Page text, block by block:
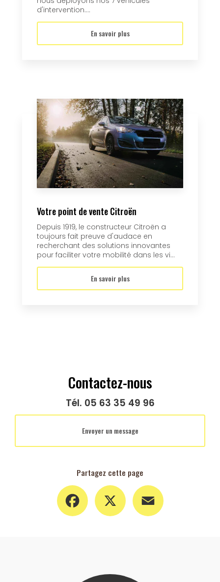
d'intervention....
En savoir plus
Votre point de vente Citroën
Depuis 1919, le constructeur Citroën a
toujours fait preuve d'audace en
recherchant des solutions innovantes
pour faciliter votre mobilité dans les vi...
En savoir plus
Contactez-nous
Tél. 05 63 35 49 96
Envoyer un message
Partagez cette page
Facebook